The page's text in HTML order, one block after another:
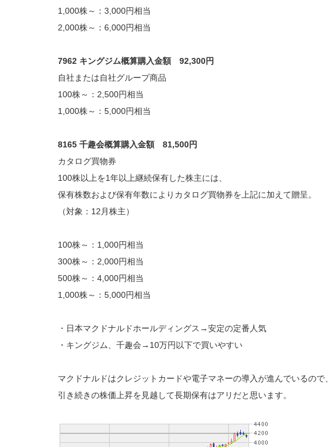
1,000株～：3,000円相当
2,000株～：6,000円相当
7962 キングジム概算購入金額 92,300円
自社または自社グループ商品
100株～：2,500円相当
1,000株～：5,000円相当
8165 千趣会概算購入金額 81,500円
カタログ買物券
100株以上を1年以上継続保有した株主には、
保有株数および保有年数によりカタログ買物券を上記に加えて贈呈。
（対象：12月株主）
100株～：1,000円相当
300株～：2,000円相当
500株～：4,000円相当
1,000株～：5,000円相当
・日本マクドナルドホールディングス→安定の定番人気
・キングジム、千趣会→10万円以下で買いやすい
マクドナルドはクレジットカードや電子マネーの導入が進んでいるので、
引き続きの株価上昇を見越して長期保有はアリだと思います。